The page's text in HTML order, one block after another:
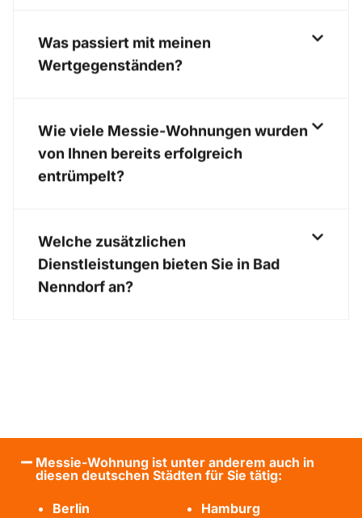
Was passiert mit meinen
Wertgegenständen?
Wie viele Messie-Wohnungen wurden
von Ihnen bereits erfolgreich
entrümpelt?
Welche zusätzlichen
Dienstleistungen bieten Sie in Bad
Nenndorf an?
Messie-Wohnung ist unter anderem auch in
diesen deutschen Städten für Sie tätig:
Berlin
Hamburg